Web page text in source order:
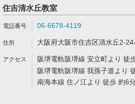
住吉清水丘教室
06-6678-4119
大阪府大阪市住吉区清水丘2-
阪堺電軌阪堺線 安立町より 徒
阪堺電軌阪堺線 我孫子道より
南海本線 住ノ江より 徒歩 約6